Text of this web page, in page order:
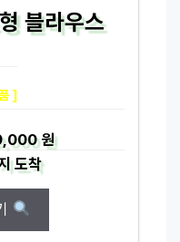
블라우스
]
원
도착